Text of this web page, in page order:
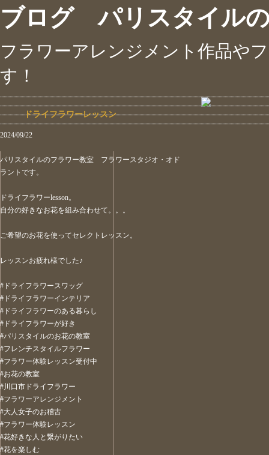
ブログ パリスタイル
フラワーアレンジメント作品や
す！
ドライフラワーレッスン
2024/09/22
パリスタイルのフラワー教室 フラワースタジオ・オド
ラントです。
ドライフラワーlesson。
自分の好きなお花を組み合わせて。。。
ご希望のお花を使ってセレクトレッスン。
レッスンお疲れ様でした♪
#ドライフラワースワッグ
#ドライフラワーインテリア
#ドライフラワーのある暮らし
#ドライフラワーが好き
#パリスタイルのお花の教室
#フレンチスタイルフラワー
#フラワー体験レッスン受付中
#お花の教室
#川口市ドライフラワー
#フラワーアレンジメント
#大人女子のお稽古
#フラワー体験レッスン
#花好きな人と繋がりたい
#花を楽しむ